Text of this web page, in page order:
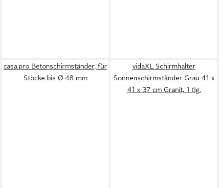
casa.pro Betonschirmständer, für
Stöcke bis Ø 48 mm
vidaXL Schirmhalter
Sonnenschirmständer Grau 41 x
41 x 37 cm Granit, 1 tlg.